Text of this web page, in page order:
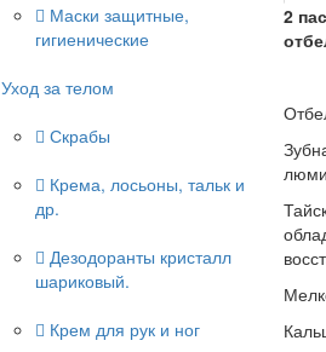
Маски защитные,
гигиенические
Уход за телом
Скрабы
Крема, лосьоны, тальк и
др.
Дезодоранты кристалл
шариковый.
Крем для рук и ног
2